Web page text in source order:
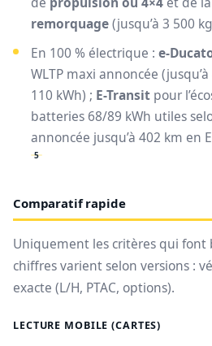
remorquage(jusqu’à 3 500
En 100 % électrique : e-
WLTP maxi annoncée
110 kWh) ; E-Transit pour
batteries 68/89 kWh utiles
annoncée jusqu’à 402 km en
5
Comparatif rapide
Uniquement les critères qui font
chiffres varient selon versions :
exacte (L/H, PTAC, options).
LECTURE MOBILE (CARTES)